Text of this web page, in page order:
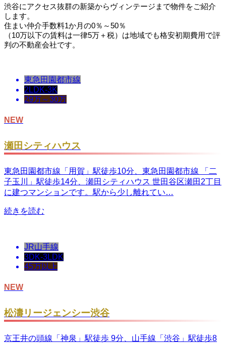
渋谷にアクセス抜群の新築からヴィンテージまで物件をご紹介
します。
住まい仲介手数料1か月の0％～50％
（10万以下の賃料は一律5万＋税）は地域でも格安初期費用で評
判の不動産会社です。
東急田園都市線
2LDK-3K
29万～30万
NEW
瀬田シティハウス
東急田園都市線「用賀」駅徒歩10分、東急田園都市線 「二
子玉川」駅徒歩14分、瀬田シティハウス 世田谷区瀬田2丁目
に建つマンションです。駅から少し離れてい…
続きを読む
JR山手線
3DK-3LDK
45万以上
NEW
松濤リージェンシー渋谷
京王井の頭線「神泉」駅徒歩 9分、山手線「渋谷」駅徒歩8